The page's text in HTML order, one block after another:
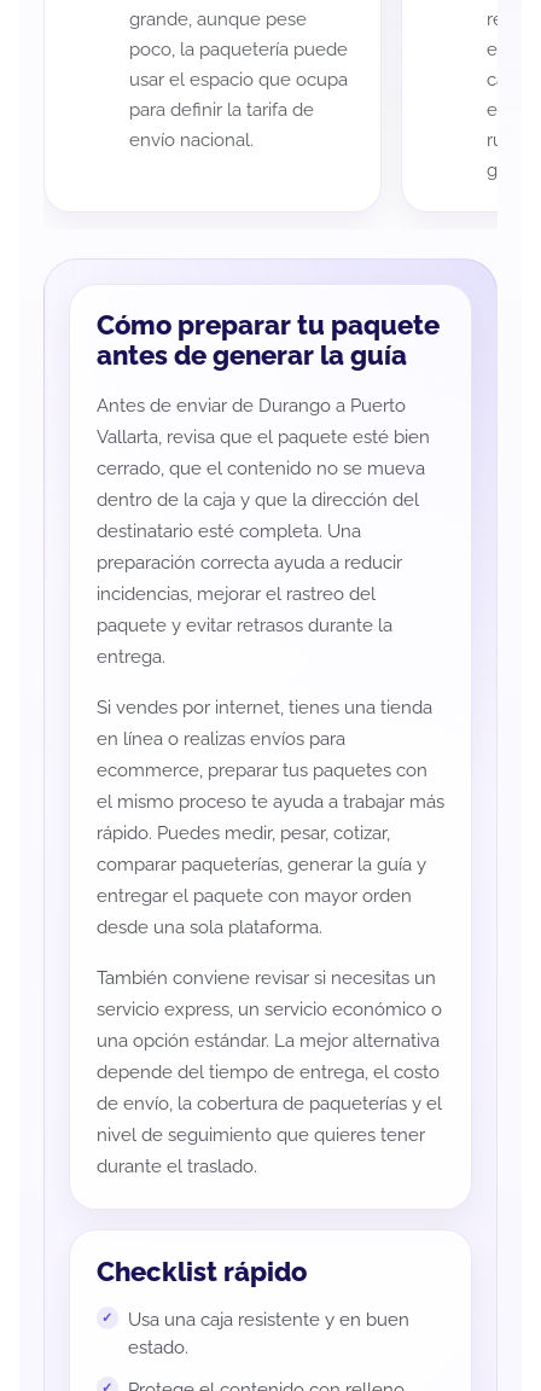
grande, aunque pese
poco, la paquetería puede
usar el espacio que ocupa
para definir la tarifa de
envío nacional.
cada
es
ruta
guía
Cómo preparar tu paquete
antes de generar la guía
Antes de enviar de Durango a Puerto
Vallarta, revisa que el paquete esté bien
cerrado, que el contenido no se mueva
dentro de la caja y que la dirección del
destinatario esté completa. Una
preparación correcta ayuda a reducir
incidencias, mejorar el rastreo del
paquete y evitar retrasos durante la
entrega.
Si vendes por internet, tienes una tienda
en línea o realizas envíos para
ecommerce, preparar tus paquetes con
el mismo proceso te ayuda a trabajar más
rápido. Puedes medir, pesar, cotizar,
comparar paqueterías, generar la guía y
entregar el paquete con mayor orden
desde una sola plataforma.
También conviene revisar si necesitas un
servicio express, un servicio económico o
una opción estándar. La mejor alternativa
depende del tiempo de entrega, el costo
de envío, la cobertura de paqueterías y el
nivel de seguimiento que quieres tener
durante el traslado.
Checklist rápido
Usa una caja resistente y en buen
estado.